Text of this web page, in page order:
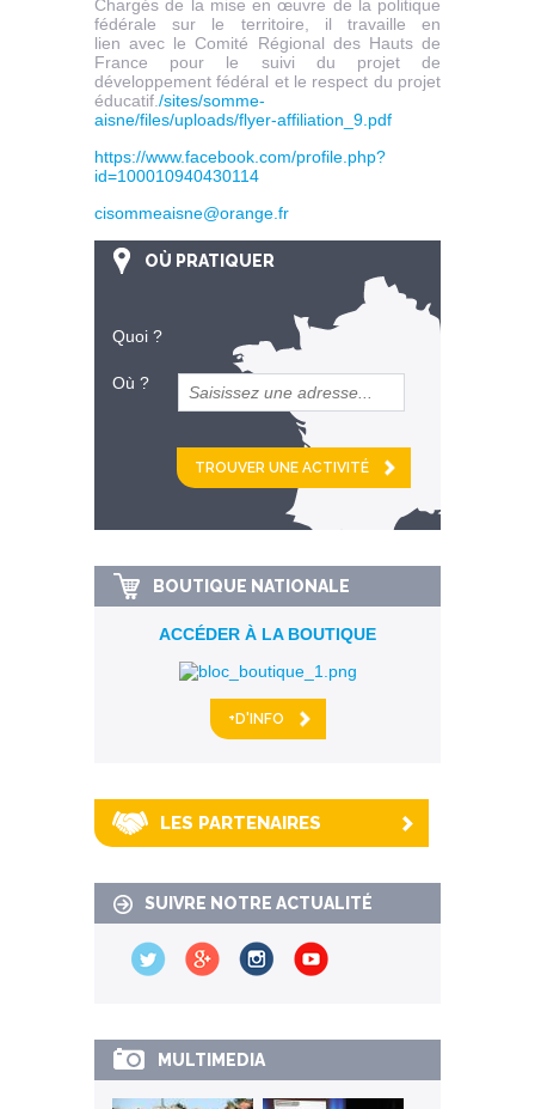
Chargés de la mise en œuvre de la politique
fédérale sur le territoire, il travaille en
lien avec le Comité Régional des Hauts de
France pour le suivi du projet de
développement fédéral et le respect du projet
éducatif./sites/somme-
aisne/files/uploads/flyer-affiliation_9.pdf
https://www.facebook.com/profile.php?
id=100010940430114
cisommeaisne@orange.fr
OÙ PRATIQUER
Quoi ?
Où ?
et
km alentour
BOUTIQUE NATIONALE
ACCÉDER À LA BOUTIQUE
+D'INFO
LES PARTENAIRES
SUIVRE NOTRE ACTUALITÉ
MULTIMEDIA